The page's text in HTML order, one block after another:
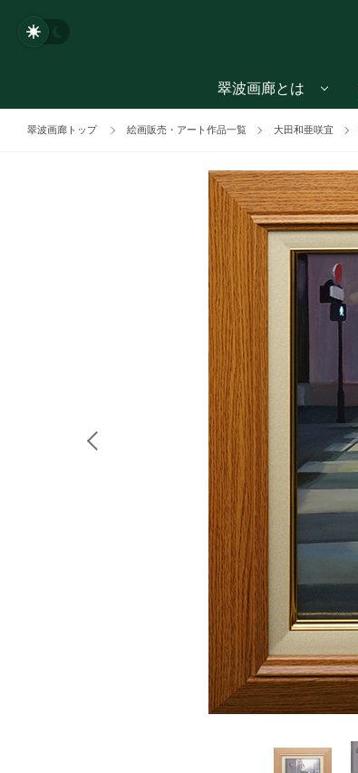
翠波画廊とは
翠波画廊トップ 絵画販売・アート作品一覧 大田和亜咲宜